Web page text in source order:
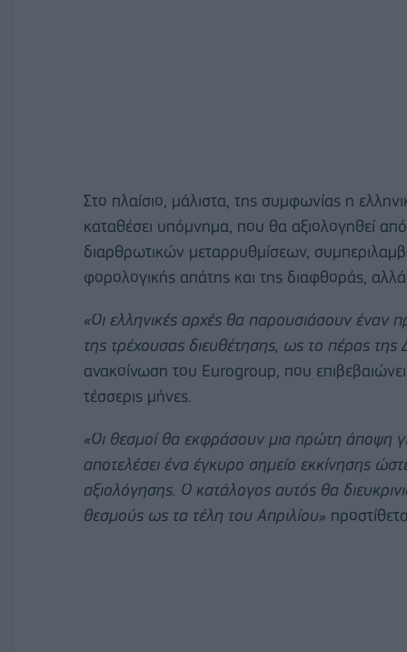
Στο πλαίσιο, μάλιστα, της συμφωνίας η
καταθέσει υπόμνημα, που θα αξιολογηθεί
διαρθρωτικών μεταρρυθμίσεων,
φορολογικής απάτης και της διαφθοράς,
«Οι ελληνικές αρχές θα παρουσιάσουν έναν
της τρέχουσας διευθέτησης, ως το πέρας
ανακοίνωση του Eurogroup, που
τέσσερις μήνες.
«Οι θεσμοί θα εκφράσουν μια πρώτη άποψη
αποτελέσει ένα έγκυρο σημείο εκκίνησης
αξιολόγησης. Ο κατάλογος αυτός θα
θεσμούς ως τα τέλη του Απριλίου»